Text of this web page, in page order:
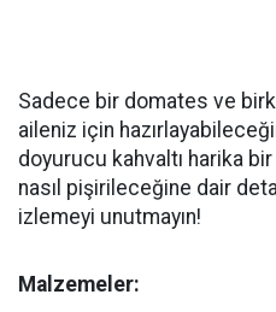
Sadece bir domates ve
aileniz için
doyurucu kahvaltı harika
nasıl pişirileceğine dair
izlemeyi unutmayın!
Malzemeler: